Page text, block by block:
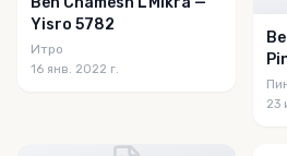
Yisro 5782
Итро
16 янв. 2022 г.
23